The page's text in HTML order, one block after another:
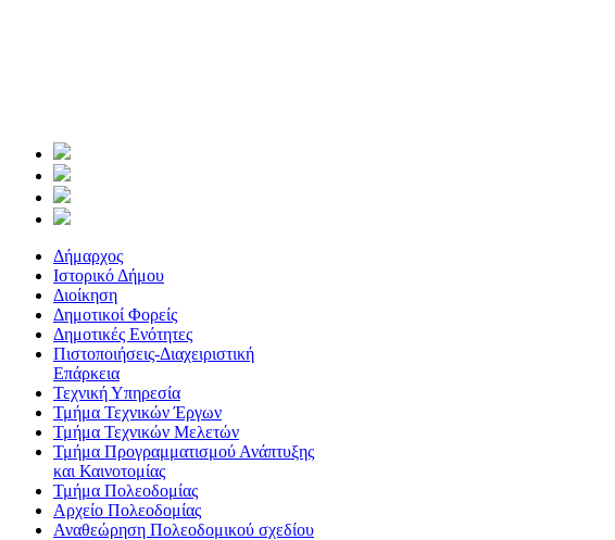
Δήμαρχος
Ιστορικό Δήμου
Διοίκηση
Δημοτικοί Φορείς
Δημοτικές Ενότητες
Πιστοποιήσεις-Διαχειριστική
Επάρκεια
Τεχνική Υπηρεσία
Τμήμα Τεχνικών Έργων
Τμήμα Τεχνικών Μελετών
Τμήμα Προγραμματισμού Ανάπτυξης
και Καινοτομίας
Τμήμα Πολεοδομίας
Αρχείο Πολεοδομίας
Αναθεώρηση Πολεοδομικού σχεδίου